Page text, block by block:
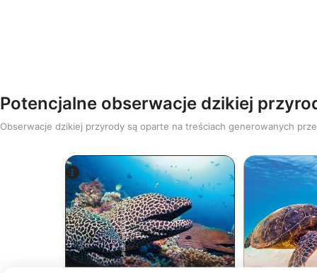
Potencjalne obserwacje dzikiej
Obserwacje dzikiej przyrody są oparte na treściach generowanych
Alamy-WaterFrame